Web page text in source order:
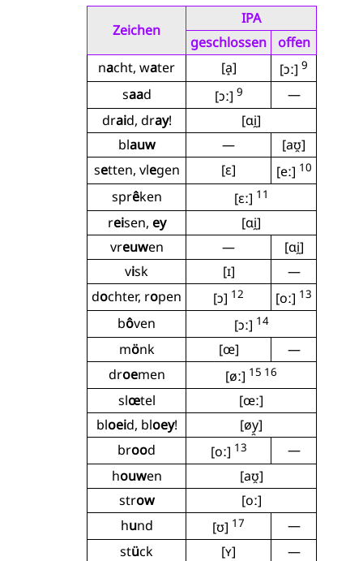
Zeichen
IPA
geschlossen
offen
nacht, water [a̝] [ɔː] 9
saad [ɔː] 9
—
draid, dray!
[ɑi̯]
blauw —
[aʊ̯]
setten, vlegen [ɛ] [eː] 10
sprêken [ɛː] 11
reisen, ey
[ɑi̯]
vreuwen —
[ɑi̯]
visk [ɪ]
—
dochter, ropen [ɔ] 12 [oː] 13
bôven [ɔː] 14
mönk [œ]
—
droemen [øː] 15 16
slœtel
[œː]
bloeid, bloey!
[øy̯]
brood [oː] 13
—
houwen
[aʊ̯]
strow
[oː]
hund [ʊ] 17
—
stück [ʏ]
—